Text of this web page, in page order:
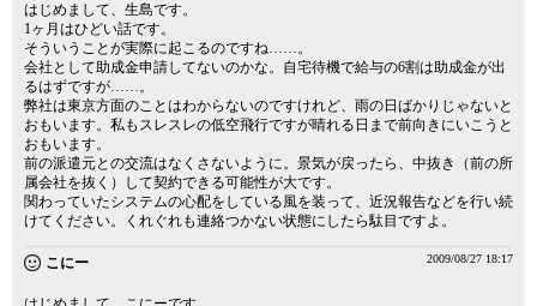
はじめまして、生島です。
1ヶ月はひどい話です。
そういうことが実際に起こるのですね……。
会社として助成金申請してないのかな。自宅待機で給与の6割は助成金が出
るはずですが……。
弊社は東京方面のことはわからないのですけれど、雨の日ばかりじゃないと
おもいます。私もスレスレの低空飛行ですが晴れる日まで前向きにいこうと
おもいます。
前の派遣元との交流はなくさないように。景気が戻ったら、中抜き（前の所
属会社を抜く）して契約できる可能性が大です。
関わっていたシステムの心配をしている風を装って、近況報告などを行い続
けてください。くれぐれも連絡つかない状態にしたら駄目ですよ。
こにー 2009/08/27 18:17